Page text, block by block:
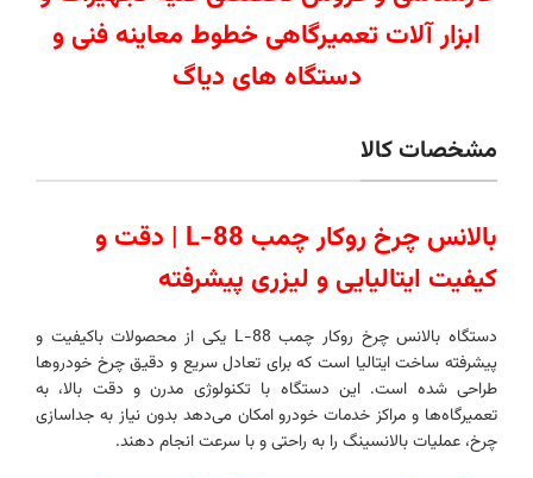
ابزار آلات تعمیرگاهی خطوط معاینه فنی و
دستگاه های دیاگ
مشخصات کالا
بالانس چرخ روکار چمب L-88 | دقت و
کیفیت ایتالیایی و لیزری پیشرفته
دستگاه بالانس چرخ روکار چمب L-88 یکی از محصولات باکیفیت و
پیشرفته ساخت ایتالیا است که برای تعادل سریع و دقیق چرخ خودروها
طراحی شده است. این دستگاه با تکنولوژی مدرن و دقت بالا، به
تعمیرگاه‌ها و مراکز خدمات خودرو امکان می‌دهد بدون نیاز به جداسازی
چرخ، عملیات بالانسینگ را به راحتی و با سرعت انجام دهند.